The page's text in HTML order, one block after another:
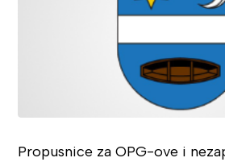
Propusnice za OPG-ove i